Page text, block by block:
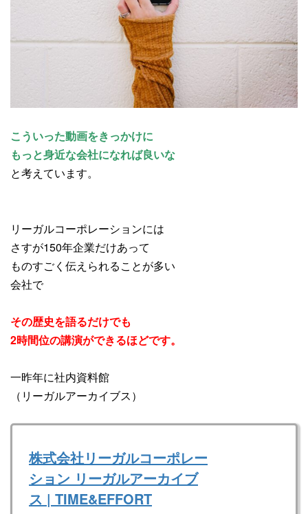
こういった動画をきっかけに
もっと身近な会社になれば良いな
と考えています。
リーガルコーポレーションには
さすが150年企業だけあって
ものすごく伝えられることが多い
会社で
その歴史を語るだけでも
2時間位の講演ができるほどです。
一昨年に社内資料館
（リーガルアーカイブス）
株式会社リーガルコーポレー
ション リーガルアーカイブ
ス | TIME&EFFORT